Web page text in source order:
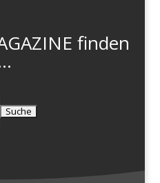
finden